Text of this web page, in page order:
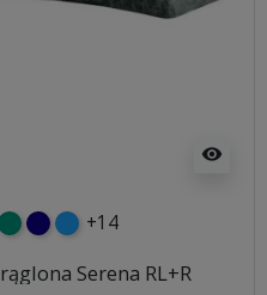
visibility
granatowy
niebieski
+14
Serena RL+R